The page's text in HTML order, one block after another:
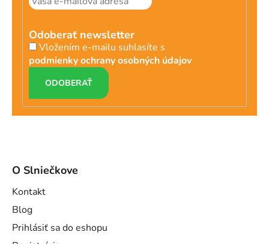
Odoberať newsletter
Vložením e-mailu suhlasíte s
podmienky ochrany osobných údajov
PRIHLÁSIŤ
SA
O Slniečkove
Kontakt
Blog
Prihlásiť sa do eshopu